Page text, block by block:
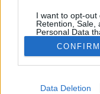
I want to opt-out
Retention, Sale,
Personal Data
Purposes for
Opted Out
CONFIRM
Data Deletion